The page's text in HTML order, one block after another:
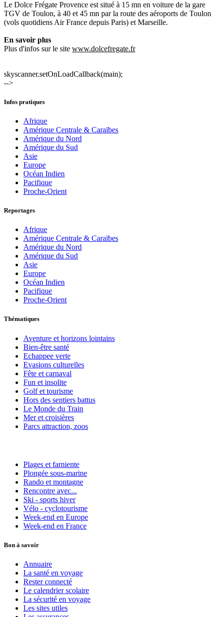
Le Dolce Frégate Provence est situé à 15 mn en voiture de la gare
TGV de Toulon, à 40 et 45 mn par la route des aéroports de Toulon
(vols quotidiens Air France depuis Paris) et Marseille.
En savoir plus
Plus d'infos sur le site www.dolcefregate.fr
skyscanner.setOnLoadCallback(main);
-->
Infos pratiques
Afrique
Amérique Centrale & Caraïbes
Amérique du Nord
Amérique du Sud
Asie
Europe
Océan Indien
Pacifique
Proche-Orient
Reportages
Afrique
Amérique Centrale & Caraïbes
Amérique du Nord
Amérique du Sud
Asie
Europe
Océan Indien
Pacifique
Proche-Orient
Thématiques
Aventure et horizons lointains
Bien-être santé
Echappee verte
Evasions culturelles
Fête et carnaval
Fun et insolite
Golf et tourisme
Hors des sentiers battus
Le Monde du Train
Mer et croisières
Parcs attraction, zoos
Plages et farniente
Plongée sous-marine
Rando et montagne
Rencontre avec...
Ski - sports hiver
Vélo - cyclotourisme
Week-end en Europe
Week-end en France
Bon à savoir
Annuaire
La santé en voyage
Rester connecté
Le calendrier scolaire
La sécurité en voyage
Les sites utiles